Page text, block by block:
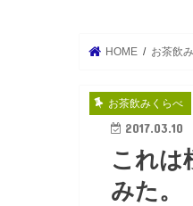
HOME お茶飲
お茶飲みくらべ
2017.03.10
これは
みた。